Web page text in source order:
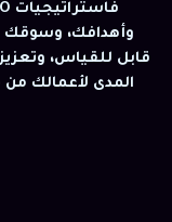
وأهدافك، وسوقك
قابل للقياس،
المدى لأعمالك من